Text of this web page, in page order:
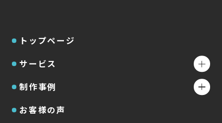
トップページ
サービス
制作事例
お客様の声